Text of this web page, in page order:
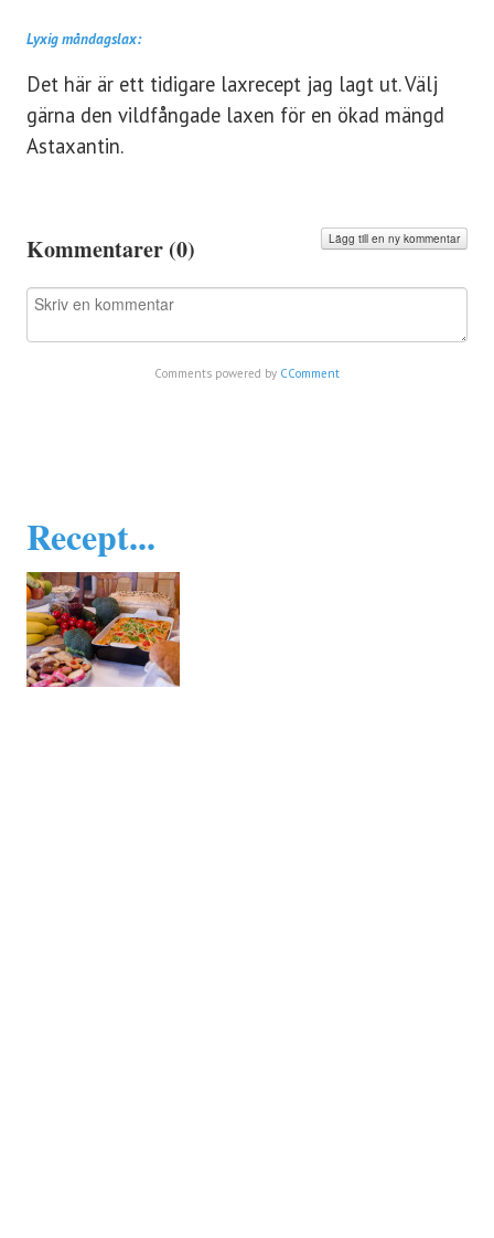
Lyxig måndagslax:
Det här är ett tidigare laxrecept jag lagt ut. Välj
gärna den vildfångade laxen för en ökad mängd
Astaxantin.
Kommentarer (0) Lägg till en ny kommentar
Comments powered by CComment
Recept...